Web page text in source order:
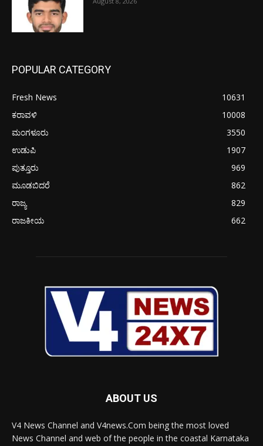
POPULAR CATEGORY
Fresh News
10631
ಕರಾವಳಿ
10008
ಮಂಗಳೂರು
3550
ಉಡುಪಿ
1907
ಪುತ್ತೂರು
969
ಮೂಡಬಿದರೆ
862
ರಾಜ್ಯ
829
ರಾಜಕೀಯ
662
ABOUT US
V4 News Channel and V4news.Com being the most loved
News Channel and web of the people in the coastal Karnataka